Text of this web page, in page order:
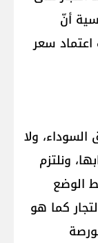
أنّ
اعتماد سعر
ولا
ونلتزم
الوضع
كما هو